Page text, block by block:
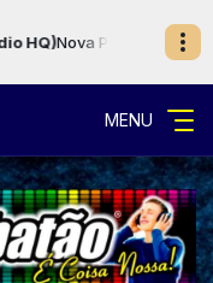
Nova Programação das
MENU